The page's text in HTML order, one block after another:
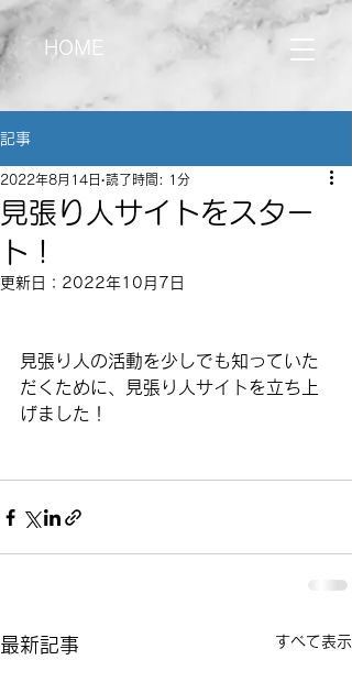
HOME
記事
見張り人サイトをスター
ト！
2022年8月14日 読了時間: 1分
更新日： 2022年10月7日
見張り人の活動を少しでも知っていた
だくために、見張り人サイトを立ち上
げました！
最新記事 すべて表示